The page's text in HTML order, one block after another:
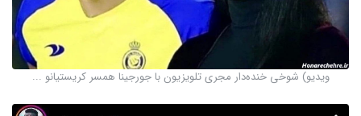
ویدیو) شوخی خنده‌دار مجری تلویزیون با جورجینا همسر کریستیانو ...